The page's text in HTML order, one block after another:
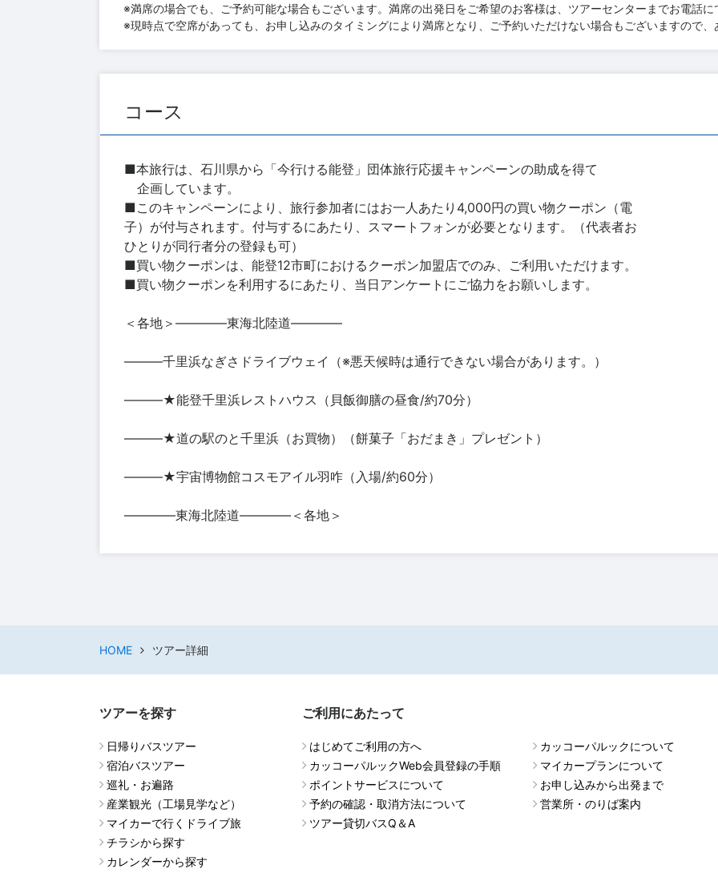
※満席の場合でも、ご予約可能な場合もございます。満席の出発日をご希望のお客様は、ツアーセンターまでお電話
※現時点で空席があっても、お申し込みのタイミングにより満席となり、ご予約いただけない場合もございますので
コース
■本旅行は、石川県から「今行ける能登」団体旅行応援キャンペーンの助成を得て
企画しています。
■このキャンペーンにより、旅行参加者にはお一人あたり4,000円の買い物クーポン（電
子）が付与されます。付与するにあたり、スマートフォンが必要となります。（代表者お
ひとりが同行者分の登録も可）
■買い物クーポンは、能登12市町におけるクーポン加盟店でのみ、ご利用いただけます。
■買い物クーポンを利用するにあたり、当日アンケートにご協力をお願いします。
＜各地＞――――東海北陸道――――
―――千里浜なぎさドライブウェイ（※悪天候時は通行できない場合があります。）
―――★能登千里浜レストハウス（貝飯御膳の昼食/約70分）
―――★道の駅のと千里浜（お買物）（餅菓子「おだまき」プレゼント）
―――★宇宙博物館コスモアイル羽咋（入場/約60分）
――――東海北陸道――――＜各地＞
HOME ツアー詳細
ツアーを探す
日帰りバスツアー
宿泊バスツアー
巡礼・お遍路
産業観光（工場見学など）
マイカーで行くドライブ旅
チラシから探す
カレンダーから探す
ご利用にあたって
はじめてご利用の方へ
カッコーパルックWeb会員登録の手順
ポイントサービスについて
予約の確認・取消方法について
ツアー貸切バスQ＆A
カッコーパルックについて
マイカープランについて
お申し込みから出発まで
営業所・のりば案内